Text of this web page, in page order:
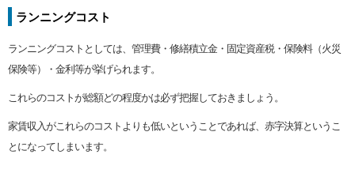
ランニングコスト
ランニングコストとしては、管理費・修繕積立金・固定資産税・保険料（火災
保険等）・金利等が挙げられます。
これらのコストが総額どの程度かは必ず把握しておきましょう。
家賃収入がこれらのコストよりも低いということであれば、赤字決算というこ
とになってしまいます。